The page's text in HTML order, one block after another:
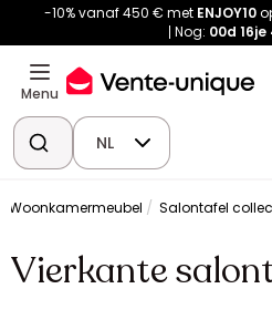
-10% vanaf 450 € met ENJOY10
Nog: 00d 16je
Menu
NL
Woonkamermeubel Salontafel
Vierkante